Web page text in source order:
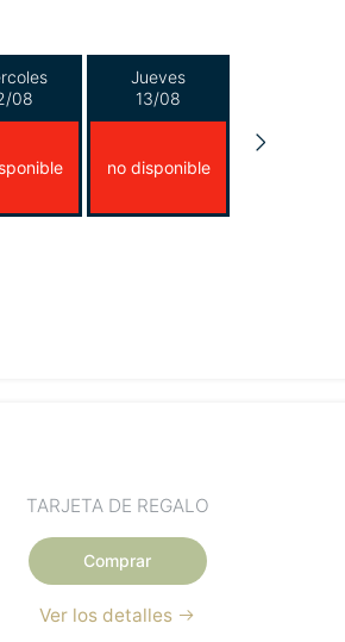
08
Jueves
13/08
no disponible
TARJETA DE REGALO
Comprar
Ver los detalles